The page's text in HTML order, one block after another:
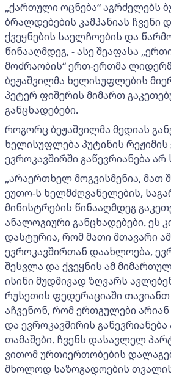
„ქართული ოცნება“ აგრძელებს
ბრალდებების კამპანიას ჩვენი
ქვეყნების საელჩოების და
წინააღმდეგ, - ასე შეაფასა
მოძრაობის“ ერთ-ერთმა
ბეჟაშვილმა ხელისუფლების
პეტერ ფიშერის მიმართ
განცხადებები.
როგორც ბეჟაშვილმა მედიას
ხელისუფლება პუტინის
ევროკავშირში გაწევრიანება
„არაერთხელ მოგვისმენია, მათ
ეუთო-ს ხელმძღვანელების,
მინისტრების წინააღმდეგ
ანალოგიური განცხადებები. ეს
დასტურია, რომ მათი მთავარი
ევროკავშირთან დაახლოება,
შესვლა და ქვეყნის ამ
ისინი მუდმივად ზღვარს
რუსეთის ფედერაციაში
აჩვენონ, რომ ერთგულები არიან
და ევროკავშირის
თამაშები. ჩვენს დასავლელ
ვითომ ურთიერთობების
მხოლოდ საზოგადოების თვალის